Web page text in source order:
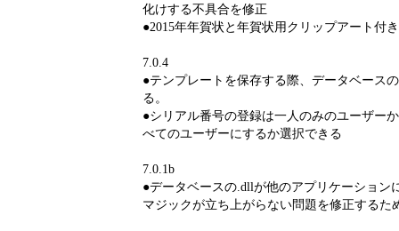
化けする不具合を修正
●2015年年賀状と年賀状用クリップアート付き
7.0.4
●テンプレートを保存する際、データベース
る。
●シリアル番号の登録は一人のみのユーザー
べてのユーザーにするか選択できる
7.0.1b
●データベースの.dllが他のアプリケーション
マジックが立ち上がらない問題を修正するた